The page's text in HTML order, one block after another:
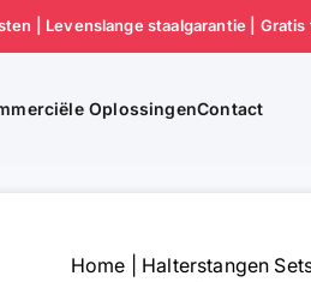
| Levenslange staalgarantie | Gratis
OplossingenContact
Home Halterstangen